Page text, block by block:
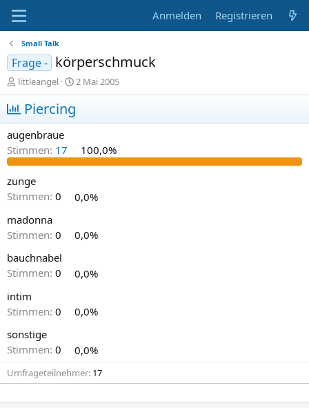
Anmelden Registrieren
Small Talk
Frage - körperschmuck
E
r
s
t
e
l
l
e
r
littleangel
E
r
l
t
m
2 Mai 2005
Piercing
augenbraue
Stimmen: 17 100,0%
zunge
Stimmen: 0
0,0%
madonna
Stimmen: 0
0,0%
bauchnabel
Stimmen: 0
0,0%
intim
Stimmen: 0
0,0%
sonstige
Stimmen: 0 0,0%
Umfrageteilnehmer 17